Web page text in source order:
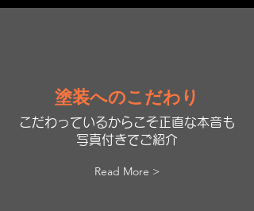
塗装へのこだわり
こだわっているからこそ正直な本音も
写真付きでご紹介
Read More >